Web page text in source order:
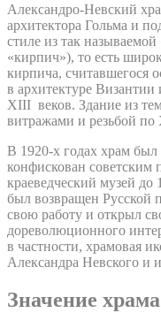
Александро-Невский
архитектора Гольма и
стиле из так
«кирпич»), то есть
кирпича, считавшегося
в архитектуре
XIII веков. Здание из
витражами и резьбой по
В 1920-х годах храм
конфискован советским
краеведческий музей
был возвращен Русской
свою работу и открыл
дореволюционного
в частности, храмовая
Александра Невского и
Значение храма